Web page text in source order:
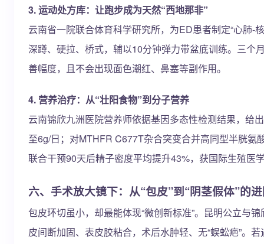
3. 运动处方库：让跑步成为天然“西地那非”
云南省一院联合体育科学研究所，为ED患者制定“心肺-
深蹲、硬拉、桥式，辅以10分钟弹力带盆底训练。三个
善幅度，且不会出现面色潮红、鼻塞等副作用。
4. 营养治疗：从“壮阳食物”到分子营养
云南锦欣九洲医院营养师依据基因多态性检测结果，给
至6g/日；对MTHFR C677T杂合突变合并高同型半胱
联合干预90天后精子密度平均提升43%，获国际生殖医
六、手术放大镜下：从“包皮”到“阴茎假体”的
包皮环切虽小，却最能体现“微创新标准”。昆明公立与
皮间断加固、表皮胶粘合，术后水肿轻、无“蜈蚣疤”。